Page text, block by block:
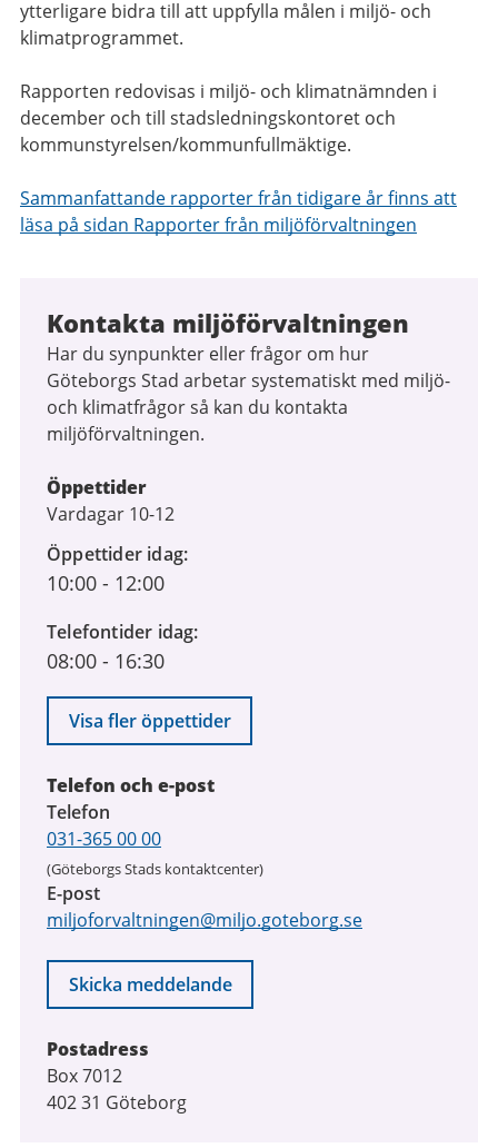
ytterligare bidra till att uppfylla målen i miljö- och
klimatprogrammet.
Rapporten redovisas i miljö- och klimatnämnden i
december och till stadsledningskontoret och
kommunstyrelsen/kommunfullmäktige.
Sammanfattande rapporter från tidigare år finns att
läsa på sidan Rapporter från miljöförvaltningen
Kontakta miljöförvaltningen
Har du synpunkter eller frågor om hur
Göteborgs Stad arbetar systematiskt med miljö-
och klimatfrågor så kan du kontakta
miljöförvaltningen.
Öppettider
Vardagar 10-12
Öppettider idag
10:00 - 12:00
Telefontider idag
08:00 - 16:30
Visa fler öppettider
Telefon och e-post
Telefon
031-365 00 00
(Göteborgs Stads kontaktcenter)
E-post
miljoforvaltningen@miljo.goteborg.se
Skicka meddelande
Postadress
Box 7012
402 31 Göteborg